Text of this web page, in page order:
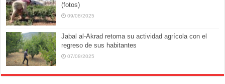
(fotos)
09/08/2025
Jabal al-Akrad retoma su actividad agrícola con el
regreso de sus habitantes
07/08/2025